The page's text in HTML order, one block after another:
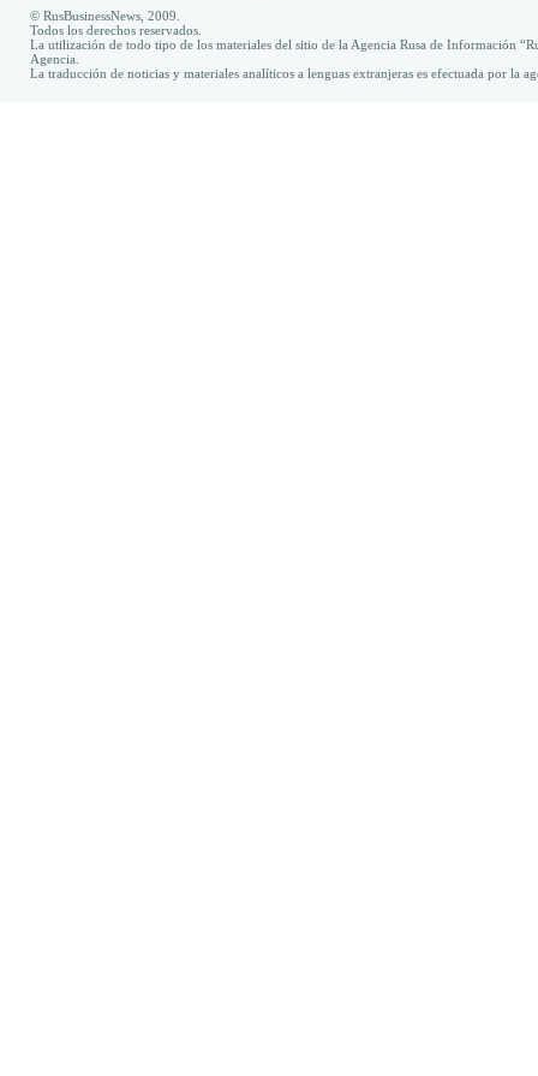
© RusBusinessNews, 2009.
Todos los derechos reservados.
La utilización de todo tipo de los materiales del sitio de la Agencia Rusa de Información
Agencia.
La traducción de noticias y materiales analíticos a lenguas extranjeras es efectuada por la